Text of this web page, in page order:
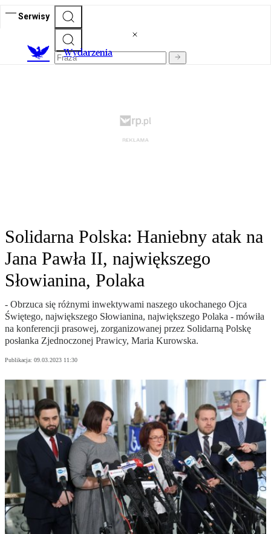
Serwisy
Wydarzenia
Solidarna Polska: Haniebny atak na
Jana Pawła II, największego
Słowianina, Polaka
- Obrzuca się różnymi inwektywami naszego ukochanego Ojca
Świętego, największego Słowianina, największego Polaka - mówiła
na konferencji prasowej, zorganizowanej przez Solidarną Polskę
posłanka Zjednoczonej Prawicy, Maria Kurowska.
Publikacja: 09.03.2023 11:30